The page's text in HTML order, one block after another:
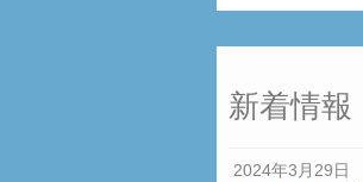
新着情報
2024年3月29日